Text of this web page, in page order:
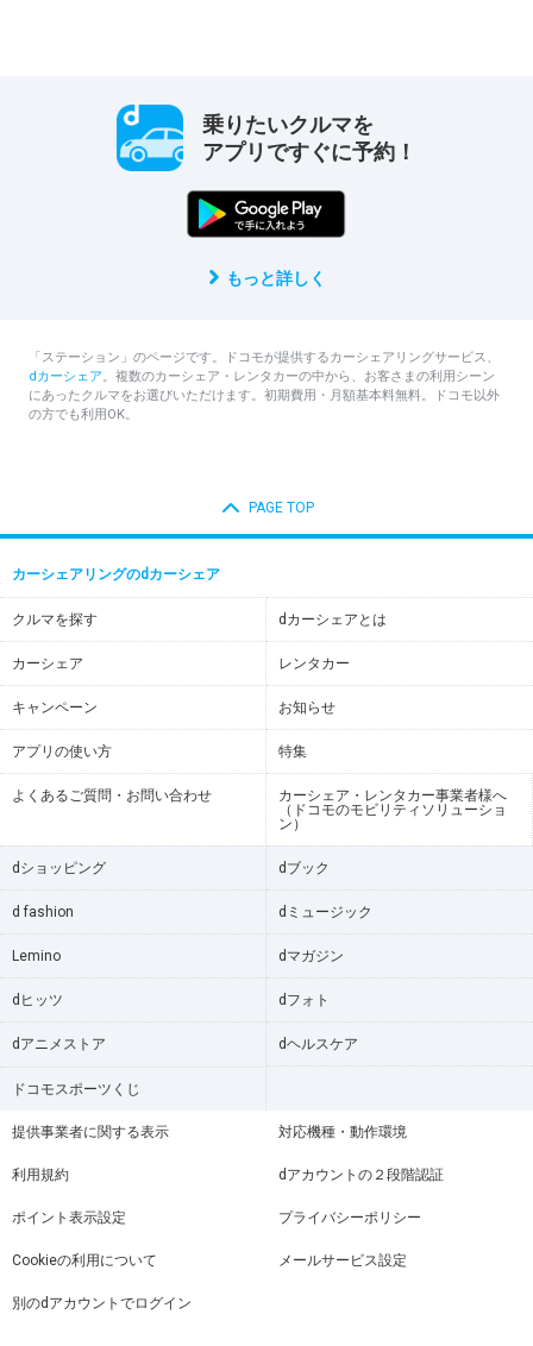
乗りたいクルマを
アプリですぐに予約！
もっと詳しく
「ステーション」のページです。ドコモが提供するカーシェアリングサービス、
dカーシェア。複数のカーシェア・レンタカーの中から、お客さまの利用シーン
にあったクルマをお選びいただけます。初期費用・月額基本料無料。ドコモ以外
の方でも利用OK。
PAGE TOP
カーシェアリングのdカーシェア
クルマを探す dカーシェアとは
カーシェア レンタカー
キャンペーン お知らせ
アプリの使い方 特集
よくあるご質問・お問い合わせ
カーシェア・レンタカー事業者様へ
（ドコモのモビリティソリューショ
ン）
dショッピング dブック
d fashion dミュージック
Lemino dマガジン
dヒッツ dフォト
dアニメストア dヘルスケア
ドコモスポーツくじ
提供事業者に関する表示 対応機種・動作環境
利用規約 dアカウントの２段階認証
ポイント表示設定 プライバシーポリシー
Cookieの利用について メールサービス設定
別のdアカウントでログイン